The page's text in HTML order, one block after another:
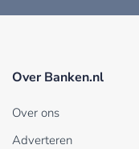
Over Banken.nl
Over ons
Adverteren